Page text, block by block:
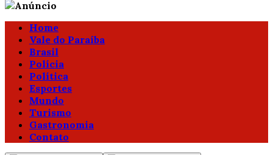
Home
Vale do Paraíba
Brasil
Polícia
Política
Esportes
Mundo
Turismo
Gastronomia
Contato